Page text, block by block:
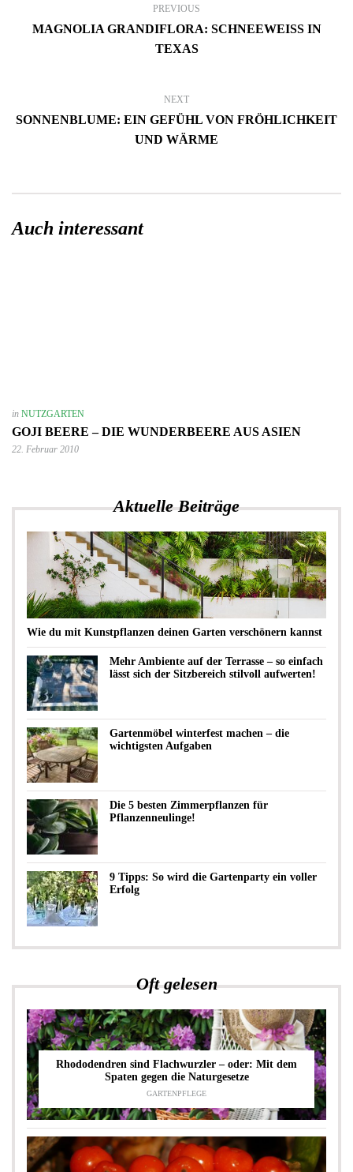
PREVIOUS
MAGNOLIA GRANDIFLORA: SCHNEEWEISS IN T
EXAS
NEXT
SONNENBLUME: EIN GEFÜHL VON FRÖHLICHKEIT
UND WÄRME
Auch interessant
in NUTZGARTEN
GOJI BEERE – DIE WUNDERBEERE AUS ASIEN
22. Februar 2010
Aktuelle Beiträge
Wie du mit Kunstpflanzen deinen Garten verschönern kannst
Mehr Ambiente auf der Terrasse – so einfach
lässt sich der Sitzbereich stilvoll aufwerten!
Gartenmöbel winterfest machen – die
wichtigsten Aufgaben
Die 5 besten Zimmerpflanzen für
Pflanzenneulinge!
9 Tipps: So wird die Gartenparty ein voller
Erfolg
Oft gelesen
Rhododendren sind Flachwurzler – oder: Mit dem
Spaten gegen die Naturgesetze
GARTENPFLEGE